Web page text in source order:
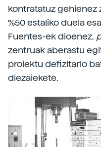
kontratatuz gehienez
%50 estaliko duela
Fuentes-ek dioenez,
zentruak aberastu
proiektu defizitario
diezaiekete.